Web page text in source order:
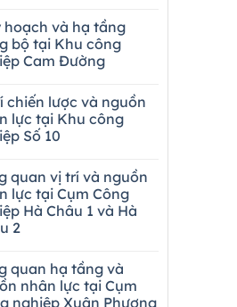
hoạch và hạ tầng
bộ tại Khu công
Cam Đường
chiến lược và nguồn
lực tại Khu công
Số 10
quan vị trí và nguồn
lực tại Cụm Công
Hà Châu 1 và Hà
2
quan hạ tầng và
nhân lực tại Cụm
nghiệp Xuân Phương